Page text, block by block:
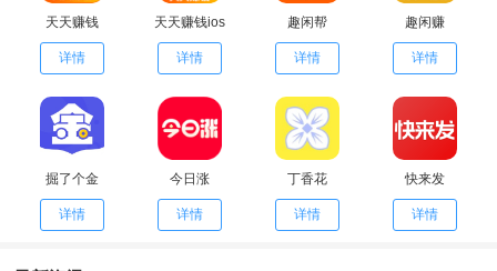
天天赚钱
详情
天天赚钱ios
详情
趣闲帮
详情
趣闲赚
详情
掘了个金
详情
今日涨
详情
丁香花
详情
快来发
详情